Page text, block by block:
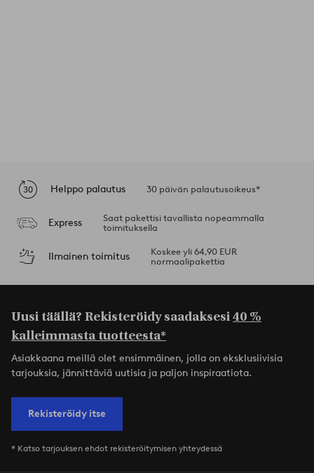
Helppo palautus 30 päivän palautusoikeus*
Express
Saat pakettisi tavallista nopeammalla
toimituksella
Ilmainen toimitus
Koskee yli 64,90 EUR
normaalipakettia
Uusi täällä? Rekisteröidy saadaksesi40 %
kalleimmasta tuotteesta*
Asiakkaana meillä olet ensimmäinen, jolla on eksklusiivisia
tarjouksia, jännittäviä uutisia ja paljon inspiraatiota.
Rekisteröidy itse
* Katso tarjouksen ehdot rekisteröitymisen yhteydessä